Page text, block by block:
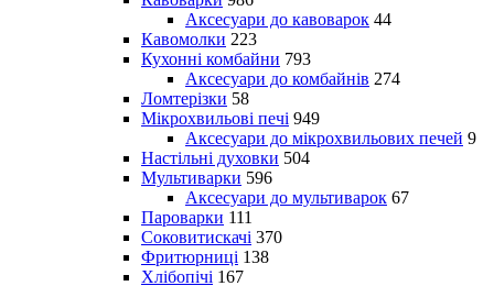
Аксесуари до кавоварок 44
Кавомолки 223
Кухонні комбайни 793
Аксесуари до комбайнів 274
Ломтерізки 58
Мікрохвильові печі 949
Аксесуари до мікрохвильових печей 9
Настільні духовки 504
Мультиварки 596
Аксесуари до мультиварок 67
Пароварки 111
Соковитискачі 370
Фритюрниці 138
Хлібопічі 167